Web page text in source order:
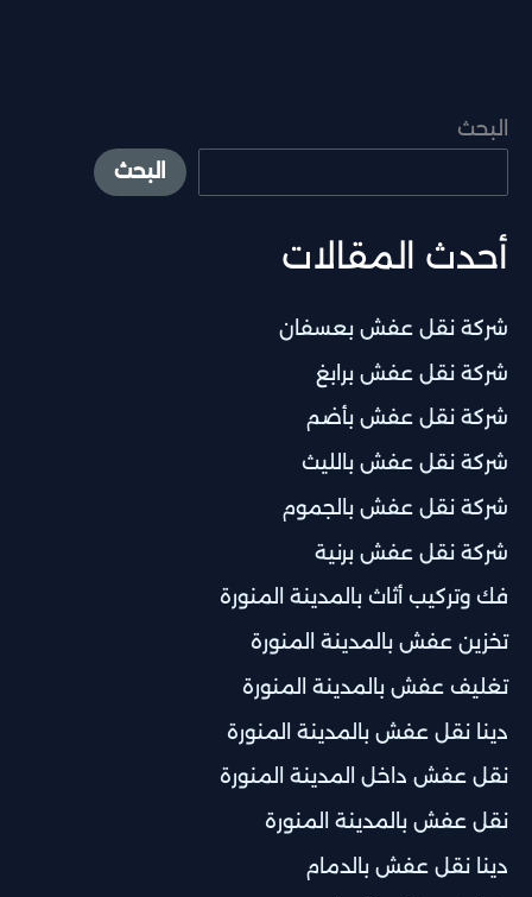
البحث
البحث
أحدث المقالات
شركة نقل عفش بعسفان
شركة نقل عفش برابغ
شركة نقل عفش بأضم
شركة نقل عفش بالليث
شركة نقل عفش بالجموم
شركة نقل عفش برنية
فك وتركيب أثاث بالمدينة المنورة
تخزين عفش بالمدينة المنورة
تغليف عفش بالمدينة المنورة
دينا نقل عفش بالمدينة المنورة
نقل عفش داخل المدينة المنورة
نقل عفش بالمدينة المنورة
دينا نقل عفش بالدمام